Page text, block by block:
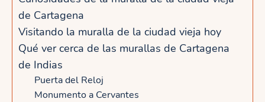
ó
r
i
n
ó
m
i
de Cartagena
Visitando la muralla de la ciudad vieja hoy
Qué ver cerca de las murallas de Cartagena
de Indias
Puerta del Reloj
Monumento a Cervantes